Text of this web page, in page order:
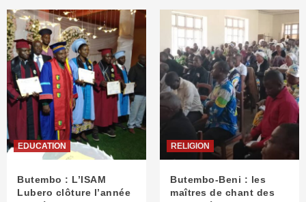
EDUCATION
Butembo : L’ISAM
Lubero clôture l’année
RELIGION
Butembo-Beni : les
maîtres de chant des